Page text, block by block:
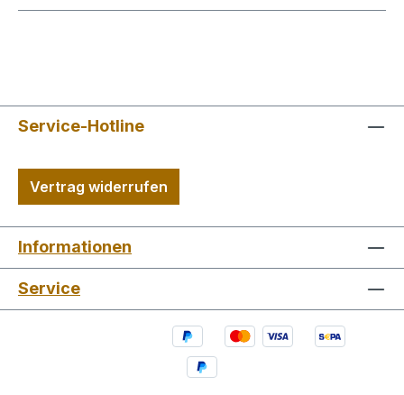
Service-Hotline
Vertrag widerrufen
Informationen
Service